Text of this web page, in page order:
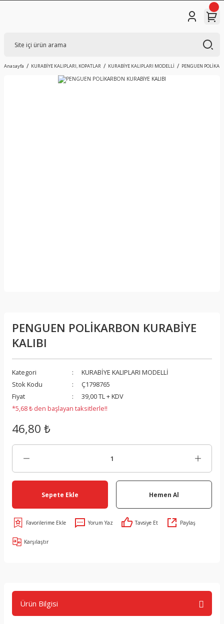
Anasayfa KURABİYE KALIPLARI, KOPATLAR KURABİYE KALIPLARI MODELLİ PENGUEN
PENGUEN POLİKARBON KURABİYE
KALIBI
Kategori
KURABİYE KALIPLARI MODELLİ
Stok Kodu
Ç1798765
Fiyat
39,00 TL + KDV
*5,68 ₺ den başlayan taksitlerle!!
46,80 ₺
Sepete Ekle Hemen Al
Yorum Yaz Tavsiye Et Paylaş
Karşılaştır
Ürün Bilgisi